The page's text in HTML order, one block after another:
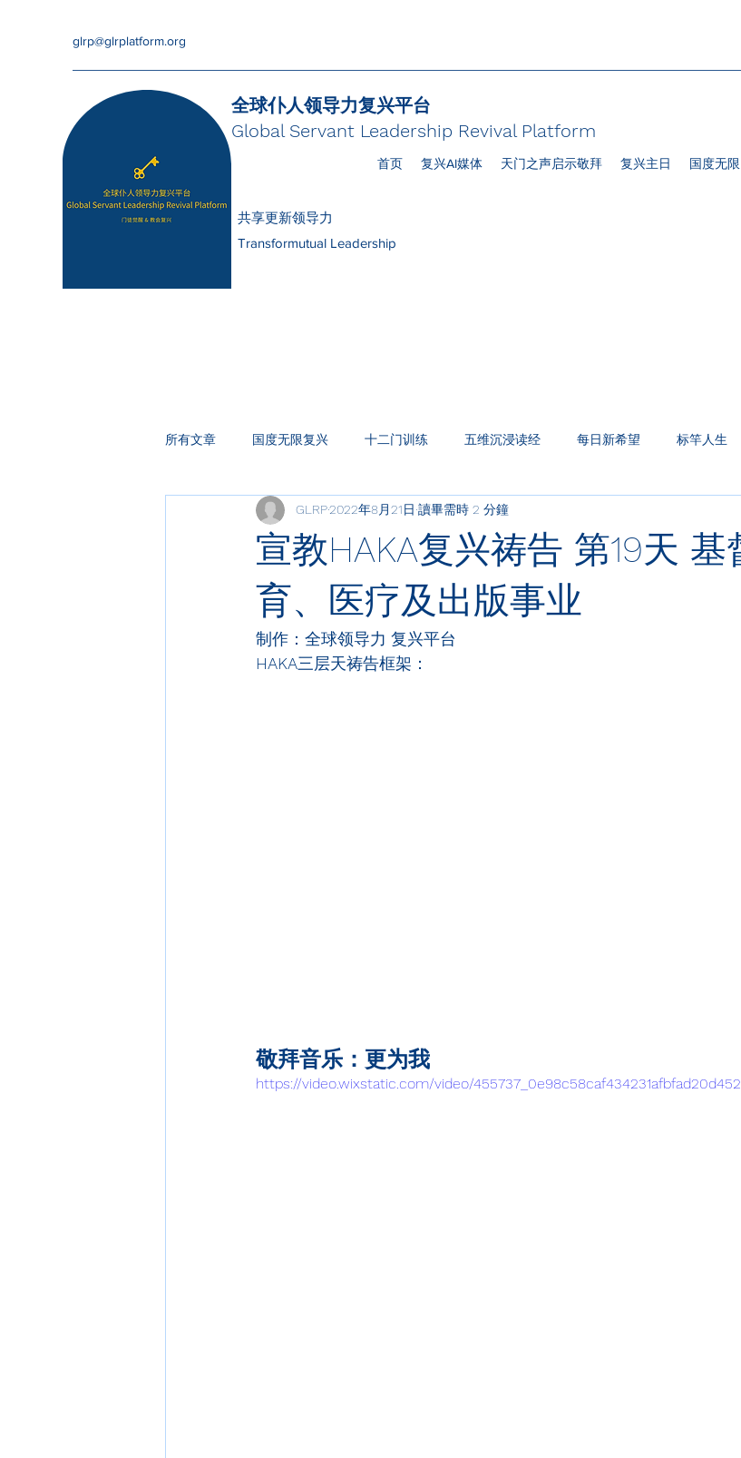
glrp@glrplatform.org
全球仆人领导力复兴平台
Global Servant Leadership Revival Platform
共享更新领导力
Transformutual Leadership
首页 复兴AI媒体 天门之声启示敬拜 复兴主日 国度无限
所有文章 国度无限复兴 十二门训练 五维沉浸读经 每日新希望 标竿人生
HAKA复兴祷告 领袖训练 圣经财务观 一生之久
宣教HAKA复兴祷告 第19天
育、医疗及出版事业
GLRP2022年8月21日 讀畢需時 2 分鐘
制作：全球领导力 复兴平台
HAKA三层天祷告框架：
敬拜音乐：更为我
https://video.wixstatic.com/video/